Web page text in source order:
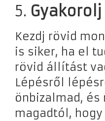
5.
Kezdj rövid
is siker, ha el
rövid állítást
Lépésről
önbizalmad, és
magadtól,